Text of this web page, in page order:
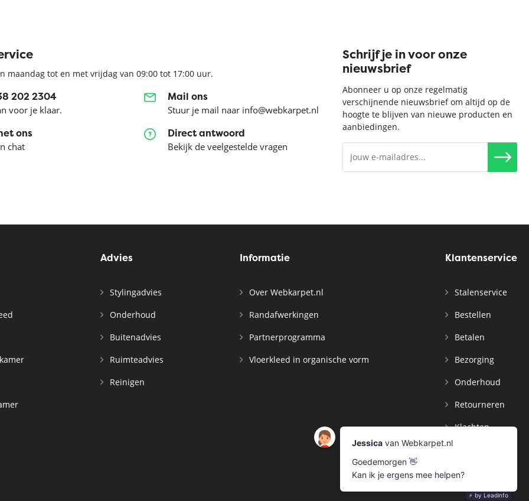
maandag tot en met vrijdag van 09:00 tot 17:00 uur.
202 2304
voor je klaar.
Mail ons
Stuur je mail naar info@webkarpet.nl
ons
chat
Direct antwoord
Bekijk de veelgestelde vragen
Schrijf je in voor onze
nieuwsbrief
Abonneer u op onze regelmatig
verschijnende nieuwsbrief om altijd op de
hoogte te blijven van nieuwe producten en
aanbiedingen.
Advies
Stylingadvies
Onderhoud
Buitenadvies
Ruimteadvies
Reinigen
Informatie
Over Webkarpet.nl
Randafwerkingen
Partnerprogramma
Vloerkleed in organische vorm
Klantenservice
Stalenservice
Bestellen
Betalen
Bezorging
Onderhoud
Retourneren
Klachten
Contact
Mijn Account